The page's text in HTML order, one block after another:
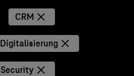
CRM
Digitalisierung
Security